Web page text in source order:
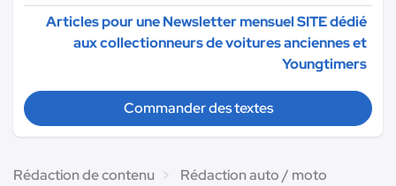
Articles pour une Newsletter mensuel SITE dédié
aux collectionneurs de voitures anciennes et
Youngtimers
Commander des textes
Rédaction de contenu
Rédaction auto / moto